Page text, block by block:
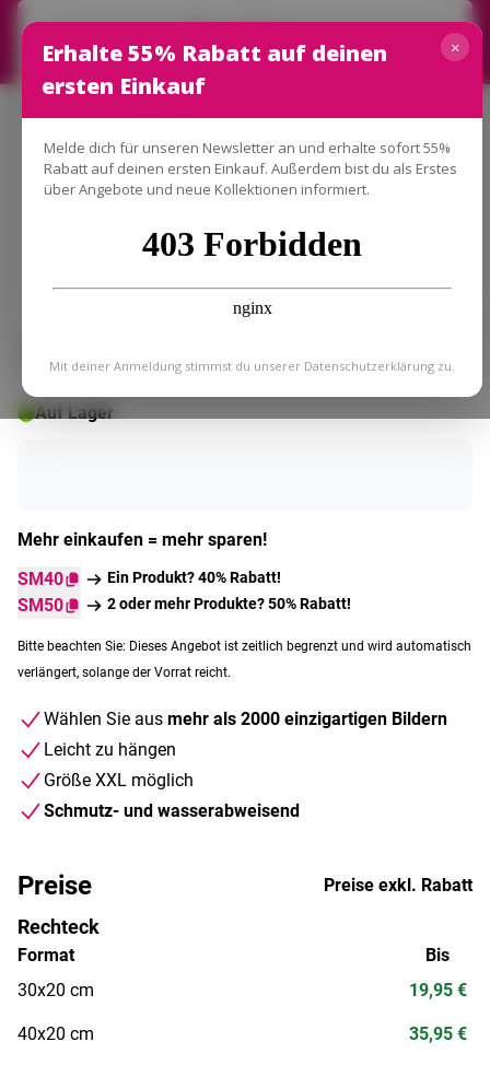
Cookies
Browsererfahrung zu verbessern und Ihnen optimalen
Service zu bieten. Durch den Besuch unserer Website
Informationen finden Sie in unserer Cookie-Richtlinie
können auch hier Ihre Cookie-Einstellungen verwalten...
Okay
Erhalte 55% Rabatt auf deinen
ersten Einkauf
×
Melde dich für unseren Newsletter an und erhalte sofort 55%
Rabatt auf deinen ersten Einkauf. Außerdem bist du als Erstes
über Angebote und neue Kollektionen informiert.
Mit deiner Anmeldung stimmst du unserer Datenschutzerklärung zu.
Leinwandbild - Baseball - Weiß -
Fliegen
🌞 SOMMERDEALS
Auf Lager
Mehr einkaufen = mehr sparen!
SM40
Ein Produkt? 40% Rabatt!
SM50 2 oder mehr Produkte? 50% Rabatt!
Bitte beachten Sie: Dieses Angebot ist zeitlich begrenzt und wird automatisch
verlängert, solange der Vorrat reicht.
Wählen Sie aus mehr als 2000 einzigartigen Bildern
Leicht zu hängen
Größe XXL möglich
Schmutz- und wasserabweisend
Preise Preise exkl. Rabatt
Rechteck
Format
30x20 cm
40x20 cm
Bis
19,95 €
35,95 €